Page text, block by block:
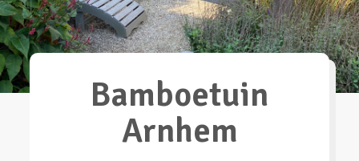
Bamboetuin
Arnhem